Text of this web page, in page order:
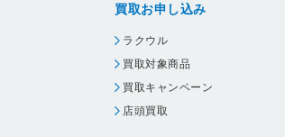
買取お申し込み
ラクウル
買取対象商品
買取キャンペーン
店頭買取